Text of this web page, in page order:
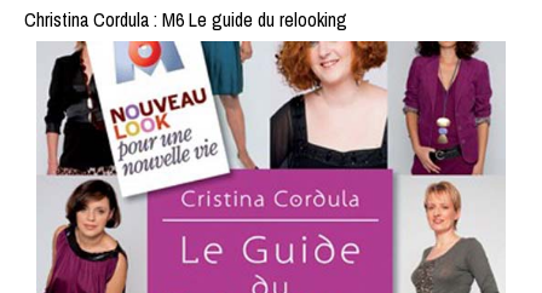
Christina Cordula : M6 Le guide du relooking